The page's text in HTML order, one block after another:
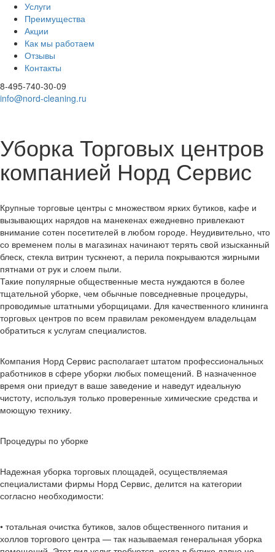
Услуги
Преимущества
Акции
Как мы работаем
Отзывы
Контакты
8-495-740-30-09
info@nord-cleaning.ru
Уборка Торговых центров
компанией Норд Сервис
Крупные торговые центры с множеством ярких бутиков, кафе и
вызывающих нарядов на манекенах ежедневно привлекают
внимание сотен посетителей в любом городе. Неудивительно, что
со временем полы в магазинах начинают терять свой изысканный
блеск, стекла витрин тускнеют, а перила покрываются жирными
пятнами от рук и слоем пыли.
Такие популярные общественные места нуждаются в более
тщательной уборке, чем обычные повседневные процедуры,
проводимые штатными уборщицами. Для качественного клининга
торговых центров по всем правилам рекомендуем владельцам
обратиться к услугам специалистов.
Компания Норд Сервис располагает штатом профессиональных
работников в сфере уборки любых помещений. В назначенное
время они приедут в ваше заведение и наведут идеальную
чистоту, используя только проверенные химические средства и
моющую технику.
Процедуры по уборке
Надежная уборка торговых площадей, осуществляемая
специалистами фирмы Норд Сервис, делится на категории
согласно необходимости:
• тотальная очистка бутиков, залов общественного питания и
холлов торгового центра — так называемая генеральная уборка